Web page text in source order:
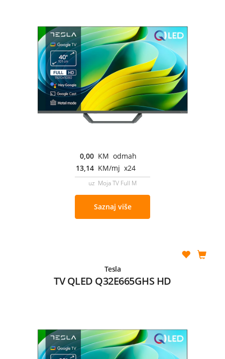
0,00 KM odmah
13,14 KM/mj x24
uz Moja TV Full M
Saznaj više
Tesla
TV QLED Q32E665GHS HD